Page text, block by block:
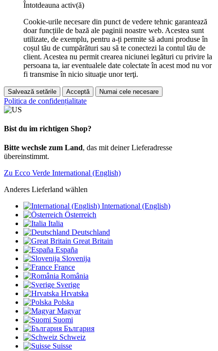
Întotdeauna activ(ă)
Cookie-urile necesare din punct de vedere tehnic garantează
doar funcțiile de bază ale paginii noastre web. Acestea sunt
utilizate, de exemplu, pentru a-ți permite să aduni produse în
coșul tău de cumpărături sau să te conectezi la contul tău de
client. Acestea nu permit crearea niciunei legături cu privire la
persoana ta, iar eventualele date colectate în acest mod nu vor
fi transmise în nicio situaţie unor terţi.
Salvează setările Acceptă Numai cele necesare
Politica de confidențialitate
Bist du im richtigen Shop?
Bitte wechsle zum Land, das mit deiner Lieferadresse
übereinstimmt.
Zu Ecco Verde International (English)
Anderes Lieferland wählen
International (English)
Österreich
Italia
Deutschland
Great Britain
España
Slovenija
France
România
Sverige
Hrvatska
Polska
Magyar
Suomi
България
Schweiz
Suisse